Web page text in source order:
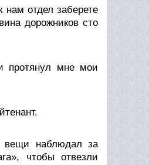
отдел заберете
дорожников сто
протянул мне мои
вещи наблюдал за
чтобы отвезли